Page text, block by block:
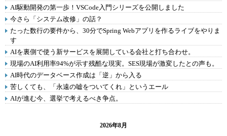
AI駆動開発の第一歩！VSCode入門シリーズを公開しました
今さら「システム改修」の話？
たった数行の要件から、30分でSpring Webアプリを作るライブをやりま
す
AIを裏側で使う新サービスを展開している会社と打ち合わせ。
現場のAI利用率94%が示す残酷な現実。SES現場が激変したとの声も。
AI時代のデータベース作成は「逆」から入る
苦しくても、「永遠の嘘をついてくれ」というエール
AIが進む今、選挙で考えるべき争点。
2026年8月